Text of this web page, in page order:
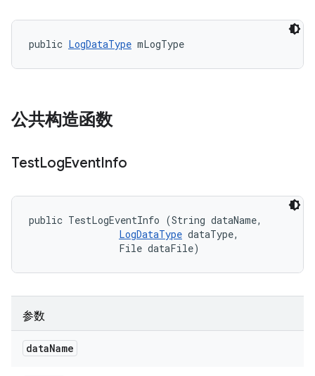
public LogDataType mLogType
公共构造函数
TestLogEventInfo
public TestLogEventInfo (String dataName,
LogDataType dataType,
                File dataFile)
参数
dataName